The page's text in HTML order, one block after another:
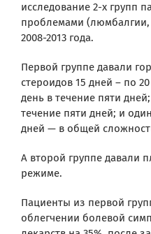
исследование 2-х групп
проблемами (люмбалгии,
2008-2013 года.
Первой группе давали
стероидов 15 дней – по
день в течение пяти
течение пяти дней; и
дней — в общей
А второй группе давали
режиме.
Пациенты из первой
облегчении болевой